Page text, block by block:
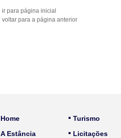
ir para página inicial
voltar para a página anterior
Home
A Estância
Turismo
Licitações